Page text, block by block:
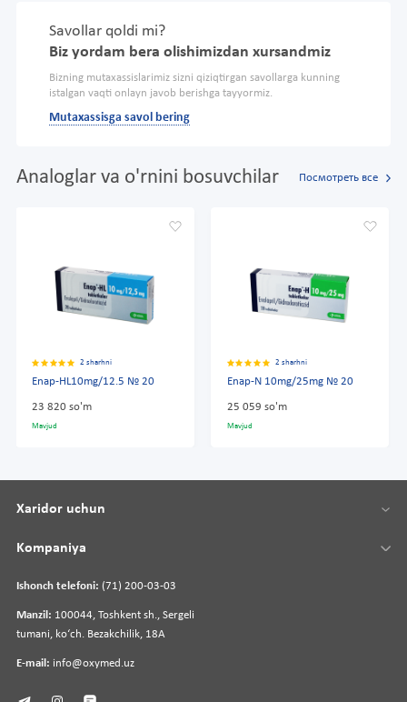
Savollar qoldi mi?
Biz yordam bera olishimizdan xursandmiz
Bizning mutaxassislarimiz sizni qiziqtirgan savollarga kunning
istalgan vaqti onlayn javob berishga tayyormiz.
Mutaxassisga savol bering
Analoglar va o'rnini bosuvchilar Посмотреть все
2 sharhni
Enap-HL10mg/12.5 № 20
23 820 so'm
Mavjud
2 sharhni
Enap-N 10mg/25mg № 20
25 059 so'm
Mavjud
Ishonch telefoni: (71) 200-03-03
Manzil: 100044, Toshkent sh., Sergeli
tumani, koʻch. Bezakchilik, 18A
E-mail: info@oxymed.uz
Xaridor uchun
Kompaniya